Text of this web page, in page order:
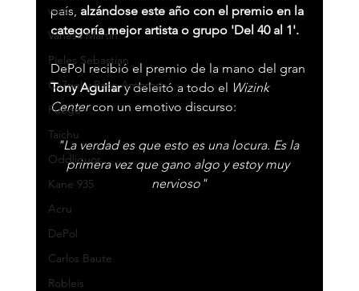
wos
Vanesa Martín
Pieles Sebastian
Ca7riel y Paco Amoroso
Fuego
Taichu
Oddliquor
Kane 935
Acru
DePol
Carlos Baute
Robleis
país, alzándose este año con el premio en la
categoría mejor artista o grupo 'Del 40 al 1'.
DePol recibió el premio de la mano del gran
Tony Aguilar y deleitó a todo el Wizink
Center con un emotivo discurso:
"La verdad es que esto es una locura. Es la
primera vez que gano algo y estoy muy
nervioso"